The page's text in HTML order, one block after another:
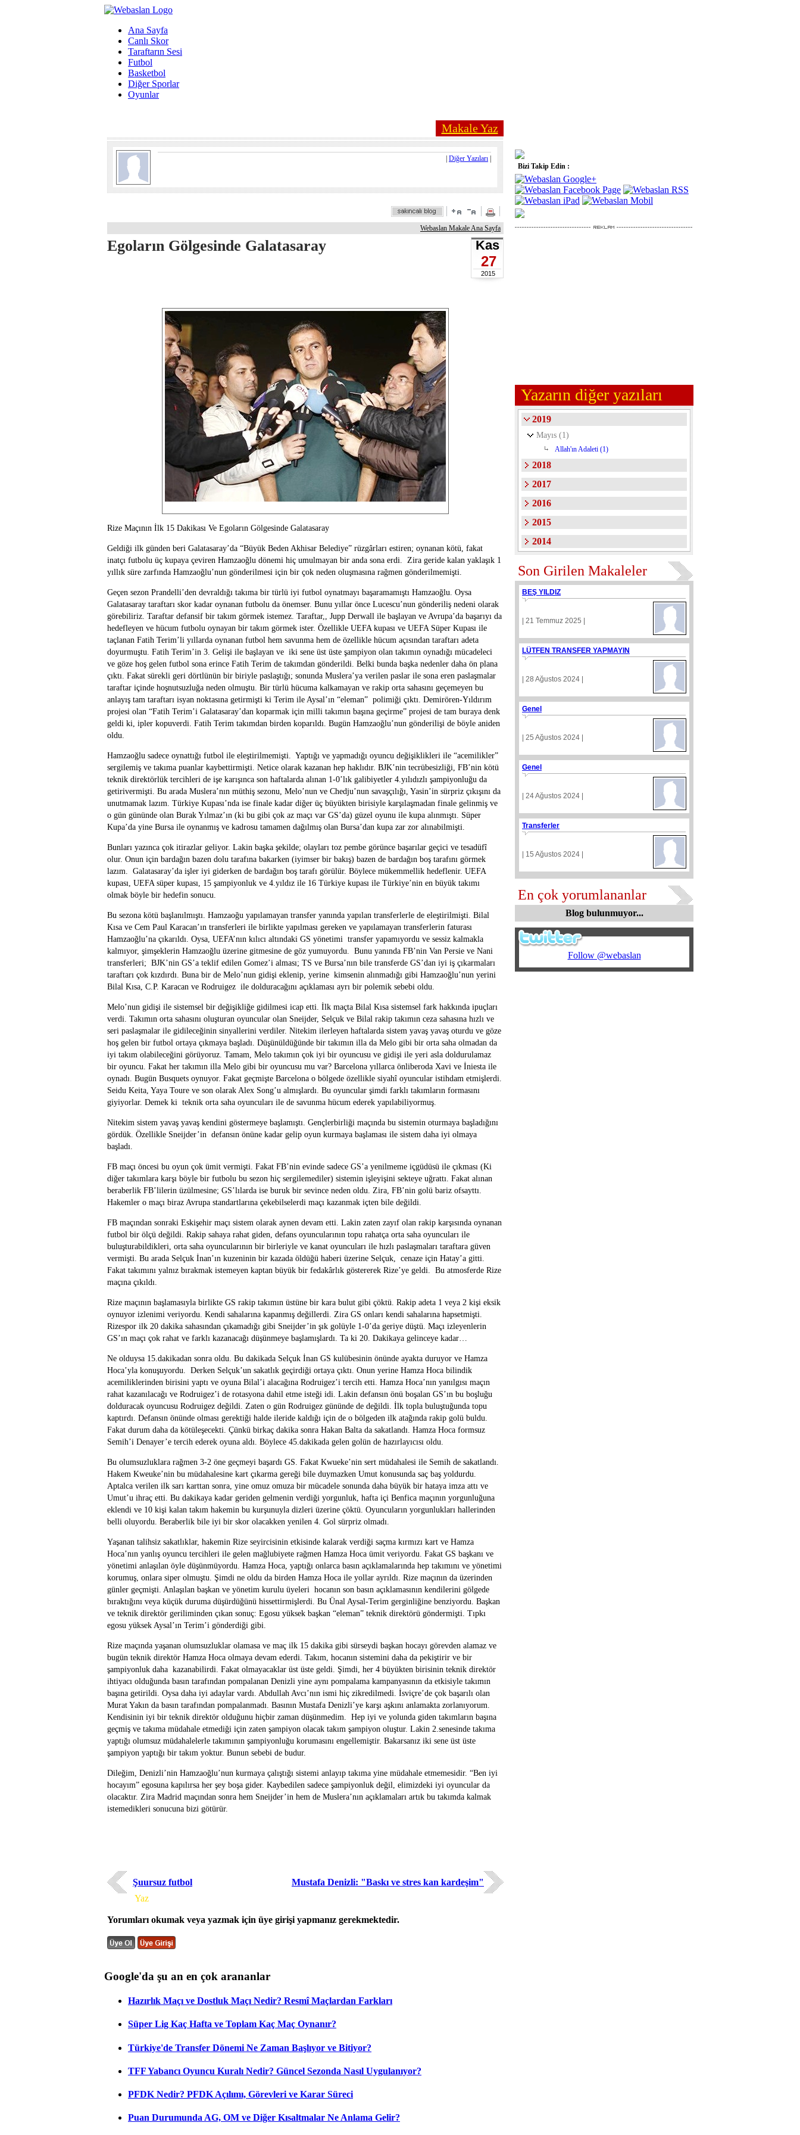
Ana Sayfa
Canlı Skor
Taraftarın Sesi
Futbol
Basketbol
Diğer Sporlar
Oyunlar
Makale Yaz
Diğer Yazıları
Webaslan Makale Ana Sayfa
Egoların Gölgesinde Galatasaray Kas
27
2015
Rize Maçının İlk 15 Dakikası Ve Egoların Gölgesinde Galatasaray
Geldiği ilk günden beri Galatasaray’da “Büyük Beden Akhisar Belediye” rüzgârları estiren; oynanan kötü, fakat
inatçı futbolu üç kupaya çeviren Hamzaoğlu dönemi hiç umulmayan bir anda sona erdi. Zira geride kalan yaklaşık 1
yıllık süre zarfında Hamzaoğlu’nun gönderilmesi için bir çok neden oluşmasına rağmen gönderilmemişti.
Geçen sezon Prandelli’den devraldığı takıma bir türlü iyi futbol oynatmayı başaramamıştı Hamzaoğlu. Oysa
Galatasaray taraftarı skor kadar oynanan futbolu da önemser. Bunu yıllar önce Lucescu’nun gönderiliş nedeni olarak
görebiliriz. Taraftar defansif bir takım görmek istemez. Taraftar,, Jupp Derwall ile başlayan ve Avrupa’da başarıyı da
hedefleyen ve hücum futbolu oynayan bir takım görmek ister. Özellikle UEFA kupası ve UEFA Süper Kupası ile
taçlanan Fatih Terim’li yıllarda oynanan futbol hem savunma hem de özellikle hücum açısından taraftarı adeta
doyurmuştu. Fatih Terim’in 3. Gelişi ile başlayan ve iki sene üst üste şampiyon olan takımın oynadığı mücadeleci
ve göze hoş gelen futbol sona erince Fatih Terim de takımdan gönderildi. Belki bunda başka nedenler daha ön plana
çıktı. Fakat sürekli geri dörtlünün bir biriyle paslaştığı; sonunda Muslera’ya verilen paslar ile sona eren paslaşmalar
taraftar içinde hoşnutsuzluğa neden olmuştu. Bir türlü hücuma kalkamayan ve rakip orta sahasını geçemeyen bu
anlayış tam taraftarı isyan noktasına getirmişti ki Terim ile Aysal’ın “eleman” polimiği çıktı. Demirören-Yıldırım
projesi olan “Fatih Terim’i Galatasaray’dan koparmak için milli takımın başına geçirme” projesi de tam buraya denk
geldi ki, ipler kopuverdi. Fatih Terim takımdan birden koparıldı. Bugün Hamzaoğlu’nun gönderilişi de böyle aniden
oldu.
Hamzaoğlu sadece oynattığı futbol ile eleştirilmemişti. Yaptığı ve yapmadığı oyuncu değişiklikleri ile “acemilikler”
sergilemiş ve takıma puanlar kaybettirmişti. Netice olarak kazanan hep haklıdır. BJK’nin tecrübesizliği, FB’nin kötü
teknik direktörlük tercihleri de işe karışınca son haftalarda alınan 1-0’lık galibiyetler 4.yılıdızlı şampiyonluğu da
getirivermişti. Bu arada Muslera’nın müthiş sezonu, Melo’nun ve Chedju’nun savaşçılığı, Yasin’in sürpriz çıkışını da
unutmamak lazım. Türkiye Kupası’nda ise finale kadar diğer üç büyükten birisiyle karşılaşmadan finale gelinmiş ve
o gün gününde olan Burak Yılmaz’ın (ki bu gibi çok az maçı var GS’da) güzel oyunu ile kupa alınmıştı. Süper
Kupa’da yine Bursa ile oynanmış ve kadrosu tamamen dağılmış olan Bursa’dan kupa zar zor alınabilmişti.
Bunları yazınca çok itirazlar geliyor. Lakin başka şekilde; olayları toz pembe görünce başarılar geçici ve tesadüfî
olur. Onun için bardağın bazen dolu tarafına bakarken (iyimser bir bakış) bazen de bardağın boş tarafını görmek
lazım. Galatasaray’da işler iyi giderken de bardağın boş tarafı görülür. Böylece mükemmellik hedeflenir. UEFA
kupası, UEFA süper kupası, 15 şampiyonluk ve 4.yıldız ile 16 Türkiye kupası ile Türkiye’nin en büyük takımı
olmak böyle bir hedefin sonucu.
Bu sezona kötü başlanılmıştı. Hamzaoğu yapılamayan transfer yanında yapılan transferlerle de eleştirilmişti. Bilal
Kısa ve Cem Paul Karacan’ın transferleri ile birlikte yapılması gereken ve yapılamayan transferlerin faturası
Hamzaoğlu’na çıkarıldı. Oysa, UEFA’nın kılıcı altındaki GS yönetimi transfer yapamıyordu ve sessiz kalmakla
kalmıyor, şimşeklerin Hamzaoğlu üzerine gitmesine de göz yumuyordu. Bunu yanında FB’nin Van Persie ve Nani
transferleri; BJK’nin GS’a teklif edilen Gomez’i alması; TS ve Bursa’nın bile transferde GS’dan iyi iş çıkarmaları
taraftarı çok kızdırdı. Buna bir de Melo’nun gidişi eklenip, yerine kimsenin alınmadığı gibi Hamzaoğlu’nun yerini
Bilal Kısa, C.P. Karacan ve Rodruigez ile dolduracağını açıklaması ayrı bir polemik sebebi oldu.
Melo’nun gidişi ile sistemsel bir değişikliğe gidilmesi icap etti. İlk maçta Bilal Kısa sistemsel fark hakkında ipuçları
verdi. Takımın orta sahasını oluşturan oyuncular olan Sneijder, Selçuk ve Bilal rakip takımın ceza sahasına hızlı ve
seri paslaşmalar ile gidileceğinin sinyallerini verdiler. Nitekim ilerleyen haftalarda sistem yavaş yavaş oturdu ve göze
hoş gelen bir futbol ortaya çıkmaya başladı. Düşünüldüğünde bir takımın illa da Melo gibi bir orta saha olmadan da
iyi takım olabileceğini görüyoruz. Tamam, Melo takımın çok iyi bir oyuncusu ve gidişi ile yeri asla doldurulamaz
bir oyuncu. Fakat her takımın illa Melo gibi bir oyuncusu mu var? Barcelona yıllarca önliberoda Xavi ve İniesta ile
oynadı. Bugün Busquets oynuyor. Fakat geçmişte Barcelona o bölgede özellikle siyahî oyuncular istihdam etmişlerdi.
Seidu Keita, Yaya Toure ve son olarak Alex Song’u almışlardı. Bu oyuncular şimdi farklı takımların formasını
giyiyorlar. Demek ki teknik orta saha oyuncuları ile de savunma hücum ederek yapılabiliyormuş.
Nitekim sistem yavaş yavaş kendini göstermeye başlamıştı. Gençlerbirliği maçında bu sistemin oturmaya başladığını
gördük. Özellikle Sneijder’in defansın önüne kadar gelip oyun kurmaya başlaması ile sistem daha iyi olmaya
başladı.
FB maçı öncesi bu oyun çok ümit vermişti. Fakat FB’nin evinde sadece GS’a yenilmeme içgüdüsü ile çıkması (Ki
diğer takımlara karşı böyle bir futbolu bu sezon hiç sergilemediler) sistemin işleyişini sekteye uğrattı. Fakat alınan
beraberlik FB’lilerin üzülmesine; GS’lılarda ise buruk bir sevince neden oldu. Zira, FB’nin golü bariz ofsayttı.
Hakemler o maçı biraz Avrupa standartlarına çekebilselerdi maçı kazanmak içten bile değildi.
FB maçından sonraki Eskişehir maçı sistem olarak aynen devam etti. Lakin zaten zayıf olan rakip karşısında oynanan
futbol bir ölçü değildi. Rakip sahaya rahat giden, defans oyuncularının topu rahatça orta saha oyuncuları ile
buluşturabildikleri, orta saha oyuncularının bir birleriyle ve kanat oyuncuları ile hızlı paslaşmaları taraftara güven
vermişti. Bu arada Selçuk İnan’ın kuzeninin bir kazada öldüğü haberi üzerine Selçuk, cenaze için Hatay’a gitti.
Fakat takımını yalnız bırakmak istemeyen kaptan büyük bir fedakârlık göstererek Rize’ye geldi. Bu atmosferde Rize
maçına çıkıldı.
Rize maçının başlamasıyla birlikte GS rakip takımın üstüne bir kara bulut gibi çöktü. Rakip adeta 1 veya 2 kişi eksik
oynuyor izlenimi veriyordu. Kendi sahalarına kapanmış değillerdi. Zira GS onları kendi sahalarına hapsetmişti.
Rizespor ilk 20 dakika sahasından çıkamadığı gibi Sneijder’in şık golüyle 1-0’da geriye düştü. Maçı izleyenlerin
GS’ın maçı çok rahat ve farklı kazanacağı düşünmeye başlamışlardı. Ta ki 20. Dakikaya gelinceye kadar…
Ne olduysa 15.dakikadan sonra oldu. Bu dakikada Selçuk İnan GS kulübesinin önünde ayakta duruyor ve Hamza
Hoca’yla konuşuyordu. Derken Selçuk’un sakatlık geçirdiği ortaya çıktı. Onun yerine Hamza Hoca bilindik
acemiliklerinden birisini yaptı ve oyuna Bilal’i alacağına Rodruigez’i tercih etti. Hamza Hoca’nın yanılgısı maçın
rahat kazanılacağı ve Rodruigez’i de rotasyona dahil etme isteği idi. Lakin defansın önü boşalan GS’ın bu boşluğu
dolduracak oyuncusu Rodruigez değildi. Zaten o gün Rodruigez gününde de değildi. İlk topla buluştuğunda topu
kaptırdı. Defansın önünde olması gerektiği halde ileride kaldığı için de o bölgeden ilk atağında rakip golü buldu.
Fakat durum daha da kötüleşecekti. Çünkü birkaç dakika sonra Hakan Balta da sakatlandı. Hamza Hoca formsuz
Semih’i Denayer’e tercih ederek oyuna aldı. Böylece 45.dakikada gelen golün de hazırlayıcısı oldu.
Bu olumsuzluklara rağmen 3-2 öne geçmeyi başardı GS. Fakat Kwueke’nin sert müdahalesi ile Semih de sakatlandı.
Hakem Kweuke’nin bu müdahalesine kart çıkarma gereği bile duymazken Umut konusunda saç baş yoldurdu.
Aptalca verilen ilk sarı karttan sonra, yine omuz omuza bir mücadele sonunda daha büyük bir hataya imza attı ve
Umut’u ihraç etti. Bu dakikaya kadar geriden gelmenin verdiği yorgunluk, hafta içi Benfica maçının yorgunluğuna
eklendi ve 10 kişi kalan takım hakemin bu kurşunuyla dizleri üzerine çöktü. Oyuncuların yorgunlukları hallerinden
belli oluyordu. Beraberlik bile iyi bir skor olacakken yenilen 4. Gol sürpriz olmadı.
Yaşanan talihsiz sakatlıklar, hakemin Rize seyircisinin etkisinde kalarak verdiği saçma kırmızı kart ve Hamza
Hoca’nın yanlış oyuncu tercihleri ile gelen mağlubiyete rağmen Hamza Hoca ümit veriyordu. Fakat GS başkanı ve
yönetimi anlaşılan öyle düşünmüyordu. Hamza Hoca, yaptığı onlarca basın açıklamalarında hep takımını ve yönetimi
korumuş, onlara siper olmuştu. Şimdi ne oldu da birden Hamza Hoca ile yollar ayrıldı. Rize maçının da üzerinden
günler geçmişti. Anlaşılan başkan ve yönetim kurulu üyeleri hocanın son basın açıklamasının kendilerini gölgede
bıraktığını veya küçük duruma düşürdüğünü hissettirmişlerdi. Bu Ünal Aysal-Terim gerginliğine benziyordu. Başkan
ve teknik direktör geriliminden çıkan sonuç: Egosu yüksek başkan “eleman” teknik direktörü göndermişti. Tıpkı
egosu yüksek Aysal’ın Terim’i gönderdiği gibi.
Rize maçında yaşanan olumsuzluklar olamasa ve maç ilk 15 dakika gibi sürseydi başkan hocayı görevden alamaz ve
bugün teknik direktör Hamza Hoca olmaya devam ederdi. Takım, hocanın sistemini daha da pekiştirir ve bir
şampiyonluk daha kazanabilirdi. Fakat olmayacaklar üst üste geldi. Şimdi, her 4 büyükten birisinin teknik direktör
ihtiyacı olduğunda basın tarafından pompalanan Denizli yine aynı pompalama kampanyasının da etkisiyle takımın
başına getirildi. Oysa daha iyi adaylar vardı. Abdullah Avcı’nın ismi hiç zikredilmedi. İsviçre’de çok başarılı olan
Murat Yakın da basın tarafından pompalanmadı. Basının Mustafa Denizli’ye karşı aşkını anlamakta zorlanıyorum.
Kendisinin iyi bir teknik direktör olduğunu hiçbir zaman düşünmedim. Hep iyi ve yolunda giden takımların başına
geçmiş ve takıma müdahale etmediği için zaten şampiyon olacak takım şampiyon oluştur. Lakin 2.senesinde takıma
yaptığı olumsuz müdahalelerle takımının şampiyonluğu korumasını engellemiştir. Bakarsanız iki sene üst üste
şampiyon yaptığı bir takım yoktur. Bunun sebebi de budur.
Dileğim, Denizli’nin Hamzaoğlu’nun kurmaya çalıştığı sistemi anlayıp takıma yine müdahale etmemesidir. “Ben iyi
hocayım” egosuna kapılırsa her şey boşa gider. Kaybedilen sadece şampiyonluk değil, elimizdeki iyi oyuncular da
olacaktır. Zira Madrid maçından sonra hem Sneijder’in hem de Muslera’nın açıklamaları artık bu takımda kalmak
istemedikleri sonucuna bizi götürür.
Şuursuz futbol
Mustafa Denizli: "Baskı ve stres kan kardeşim"
Yaz
Yorumları okumak veya yazmak için üye girişi yapmanız gerekmektedir.
Bizi Takip Edin :
Yazarın diğer yazıları
2019
Mayıs (1)
Allah'ın Adaleti (1)
2018
2017
2016
2015
2014
Son Girilen Makaleler
BEŞ YILDIZ
| 21 Temmuz 2025 |
LÜTFEN TRANSFER YAPMAYIN
| 28 Ağustos 2024 |
Genel
| 25 Ağustos 2024 |
Genel
| 24 Ağustos 2024 |
Transferler
| 15 Ağustos 2024 |
En çok yorumlananlar
Blog bulunmuyor...
Follow @webaslan
Google'da şu an en çok arananlar
Hazırlık Maçı ve Dostluk Maçı Nedir? Resmî Maçlardan Farkları
Süper Lig Kaç Hafta ve Toplam Kaç Maç Oynanır?
Türkiye'de Transfer Dönemi Ne Zaman Başlıyor ve Bitiyor?
TFF Yabancı Oyuncu Kuralı Nedir? Güncel Sezonda Nasıl Uygulanıyor?
PFDK Nedir? PFDK Açılımı, Görevleri ve Karar Süreci
Puan Durumunda AG, OM ve Diğer Kısaltmalar Ne Anlama Gelir?